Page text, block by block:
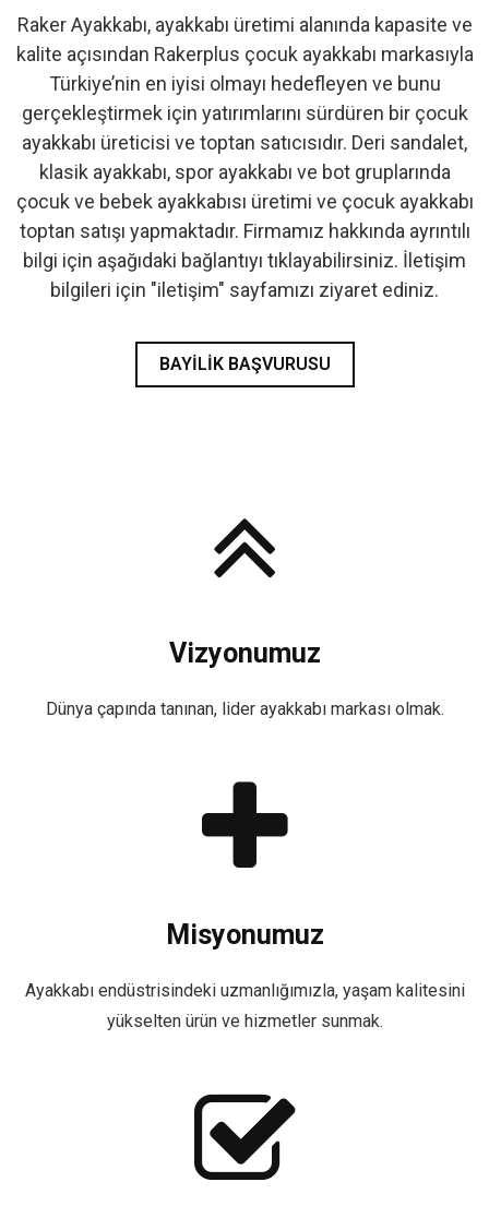
- İlk Adım & Bebek Ayakkabı
- Babetler
Raker Ayakkabı, ayakkabı üretimi alanında kapasite ve
kalite açısından Rakerplus çocuk ayakkabı markasıyla
Türkiye’nin en iyisi olmayı hedefleyen ve bunu
gerçekleştirmek için yatırımlarını sürdüren bir çocuk
ayakkabı üreticisi ve toptan satıcısıdır. Deri sandalet,
klasik ayakkabı, spor ayakkabı ve bot gruplarında
çocuk ve bebek ayakkabısı üretimi ve çocuk ayakkabı
toptan satışı yapmaktadır. Firmamız hakkında ayrıntılı
bilgi için aşağıdaki bağlantıyı tıklayabilirsiniz. İletişim
bilgileri için "iletişim" sayfamızı ziyaret ediniz.
BAYILIK BAŞVURUSU
Vizyonumuz
Dünya çapında tanınan, lider ayakkabı markası olmak.
Misyonumuz
Ayakkabı endüstrisindeki uzmanlığımızla, yaşam kalitesini
yükselten ürün ve hizmetler sunmak.